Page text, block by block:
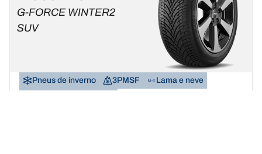
G-FORCE WINTER2
SUV
Pneus de inverno 3PMSF
Lama e neve